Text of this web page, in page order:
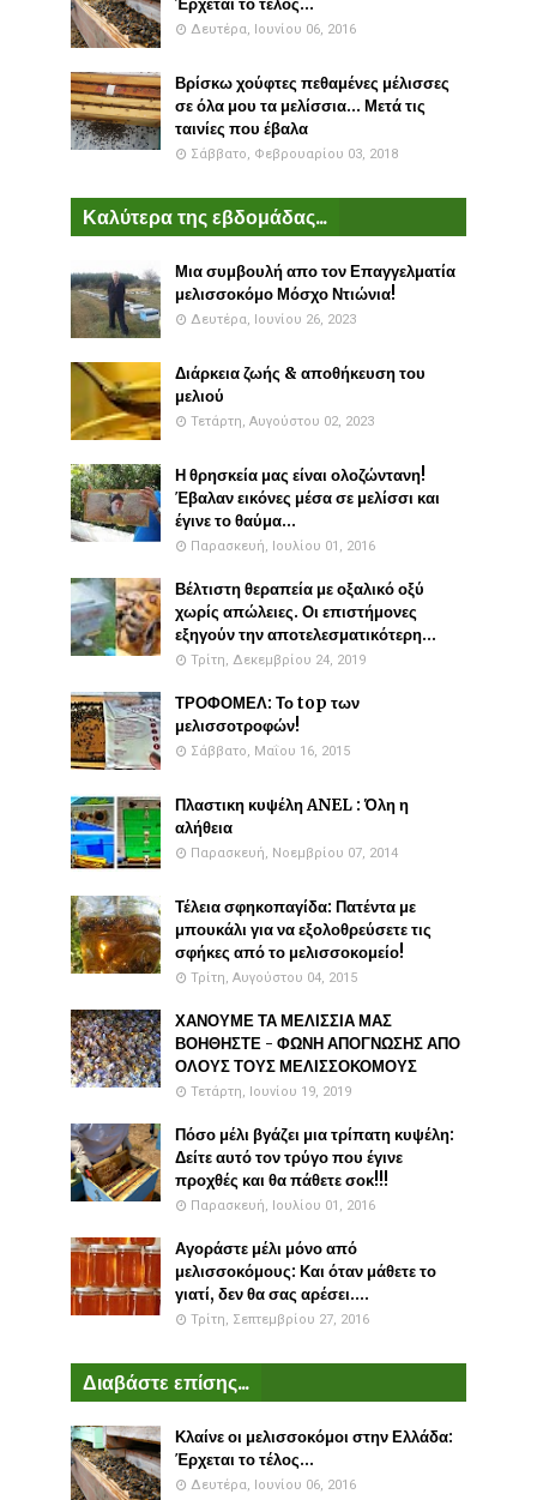
Έρχεται το τέλος...
Δευτέρα, Ιουνίου 06, 2016
Βρίσκω χούφτες πεθαμένες μέλισσες
σε όλα μου τα μελίσσια... Μετά τις
ταινίες που έβαλα
Σάββατο, Φεβρουαρίου 03, 2018
Καλύτερα της εβδομάδας...
Μια συμβουλή απο τον Επαγγελματία
μελισσοκόμο Μόσχο Ντιώνια!
Δευτέρα, Ιουνίου 26, 2023
Διάρκεια ζωής & αποθήκευση του
μελιού
Τετάρτη, Αυγούστου 02, 2023
Η θρησκεία μας είναι ολοζώντανη!
Έβαλαν εικόνες μέσα σε μελίσσι και
έγινε το θαύμα...
Παρασκευή, Ιουλίου 01, 2016
Βέλτιστη θεραπεία με οξαλικό οξύ
χωρίς απώλειες. Οι επιστήμονες
εξηγούν την αποτελεσματικότερη...
Τρίτη, Δεκεμβρίου 24, 2019
ΤΡΟΦΟΜΕΛ: Το top των
μελισσοτροφών!
Σάββατο, Μαΐου 16, 2015
Πλαστικη κυψέλη ANEL : Όλη η
αλήθεια
Παρασκευή, Νοεμβρίου 07, 2014
Τέλεια σφηκοπαγίδα: Πατέντα με
μπουκάλι για να εξολοθρεύσετε τις
σφήκες από το μελισσοκομείο!
Τρίτη, Αυγούστου 04, 2015
ΧΑΝΟΥΜΕ ΤΑ ΜΕΛΙΣΣΙΑ ΜΑΣ
ΒΟΗΘΗΣΤΕ - ΦΩΝΗ ΑΠΟΓΝΩΣΗΣ ΑΠΟ
ΟΛΟΥΣ ΤΟΥΣ ΜΕΛΙΣΣΟΚΟΜΟΥΣ
Τετάρτη, Ιουνίου 19, 2019
Πόσο μέλι βγάζει μια τρίπατη κυψέλη:
Δείτε αυτό τον τρύγο που έγινε
προχθές και θα πάθετε σοκ!!!
Παρασκευή, Ιουλίου 01, 2016
Αγοράστε μέλι μόνο από
μελισσοκόμους: Και όταν μάθετε το
γιατί, δεν θα σας αρέσει....
Τρίτη, Σεπτεμβρίου 27, 2016
Διαβάστε επίσης...
Κλαίνε οι μελισσοκόμοι στην Ελλάδα:
Έρχεται το τέλος...
Δευτέρα, Ιουνίου 06, 2016